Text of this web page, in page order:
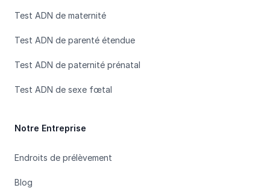
Test ADN de maternité
Test ADN de parenté étendue
Test ADN de paternité prénatal
Test ADN de sexe fœtal
Notre Entreprise
Endroits de prélèvement
Blog